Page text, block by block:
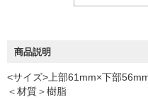
商品説明
<サイズ>上部61mm×下部
＜材質＞樹脂